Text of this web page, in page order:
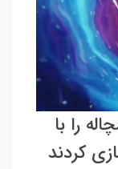
را با
کردند